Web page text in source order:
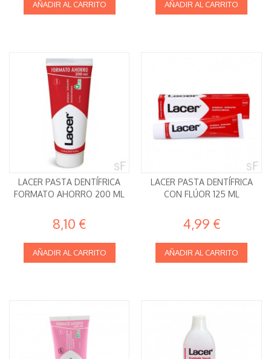
AÑADIR AL CARRITO AÑADIR AL CARRITO
LACER PASTA DENTÍFRICA
FORMATO AHORRO 200 ML
8,10 €
AÑADIR AL CARRITO
LACER PASTA DENTÍFRICA
CON FLÚOR 125 ML
4,99 €
AÑADIR AL CARRITO